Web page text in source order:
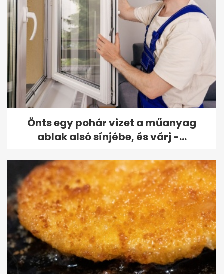
Önts egy pohár vizet a műanyag
ablak alsó sínjébe, és várj -...